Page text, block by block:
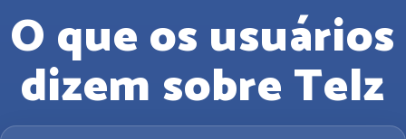
O que os usuários
dizem sobre Telz